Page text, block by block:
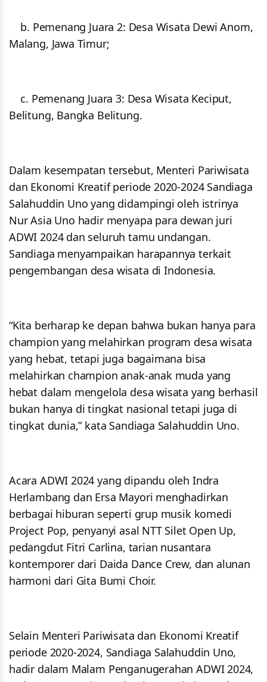
b. Pemenang Juara 2: Desa Wisata Dewi Anom,
Malang, Jawa Timur;
c. Pemenang Juara 3: Desa Wisata Keciput,
Belitung, Bangka Belitung.
Dalam kesempatan tersebut, Menteri Pariwisata
dan Ekonomi Kreatif periode 2020-2024 Sandiaga
Salahuddin Uno yang didampingi oleh istrinya
Nur Asia Uno hadir menyapa para dewan juri
ADWI 2024 dan seluruh tamu undangan.
Sandiaga menyampaikan harapannya terkait
pengembangan desa wisata di Indonesia.
“Kita berharap ke depan bahwa bukan hanya para
champion yang melahirkan program desa wisata
yang hebat, tetapi juga bagaimana bisa
melahirkan champion anak-anak muda yang
hebat dalam mengelola desa wisata yang berhasil
bukan hanya di tingkat nasional tetapi juga di
tingkat dunia,” kata Sandiaga Salahuddin Uno.
Acara ADWI 2024 yang dipandu oleh Indra
Herlambang dan Ersa Mayori menghadirkan
berbagai hiburan seperti grup musik komedi
Project Pop, penyanyi asal NTT Silet Open Up,
pedangdut Fitri Carlina, tarian nusantara
kontemporer dari Daida Dance Crew, dan alunan
harmoni dari Gita Bumi Choir.
Selain Menteri Pariwisata dan Ekonomi Kreatif
periode 2020-2024, Sandiaga Salahuddin Uno,
hadir dalam Malam Penganugerahan ADWI 2024,